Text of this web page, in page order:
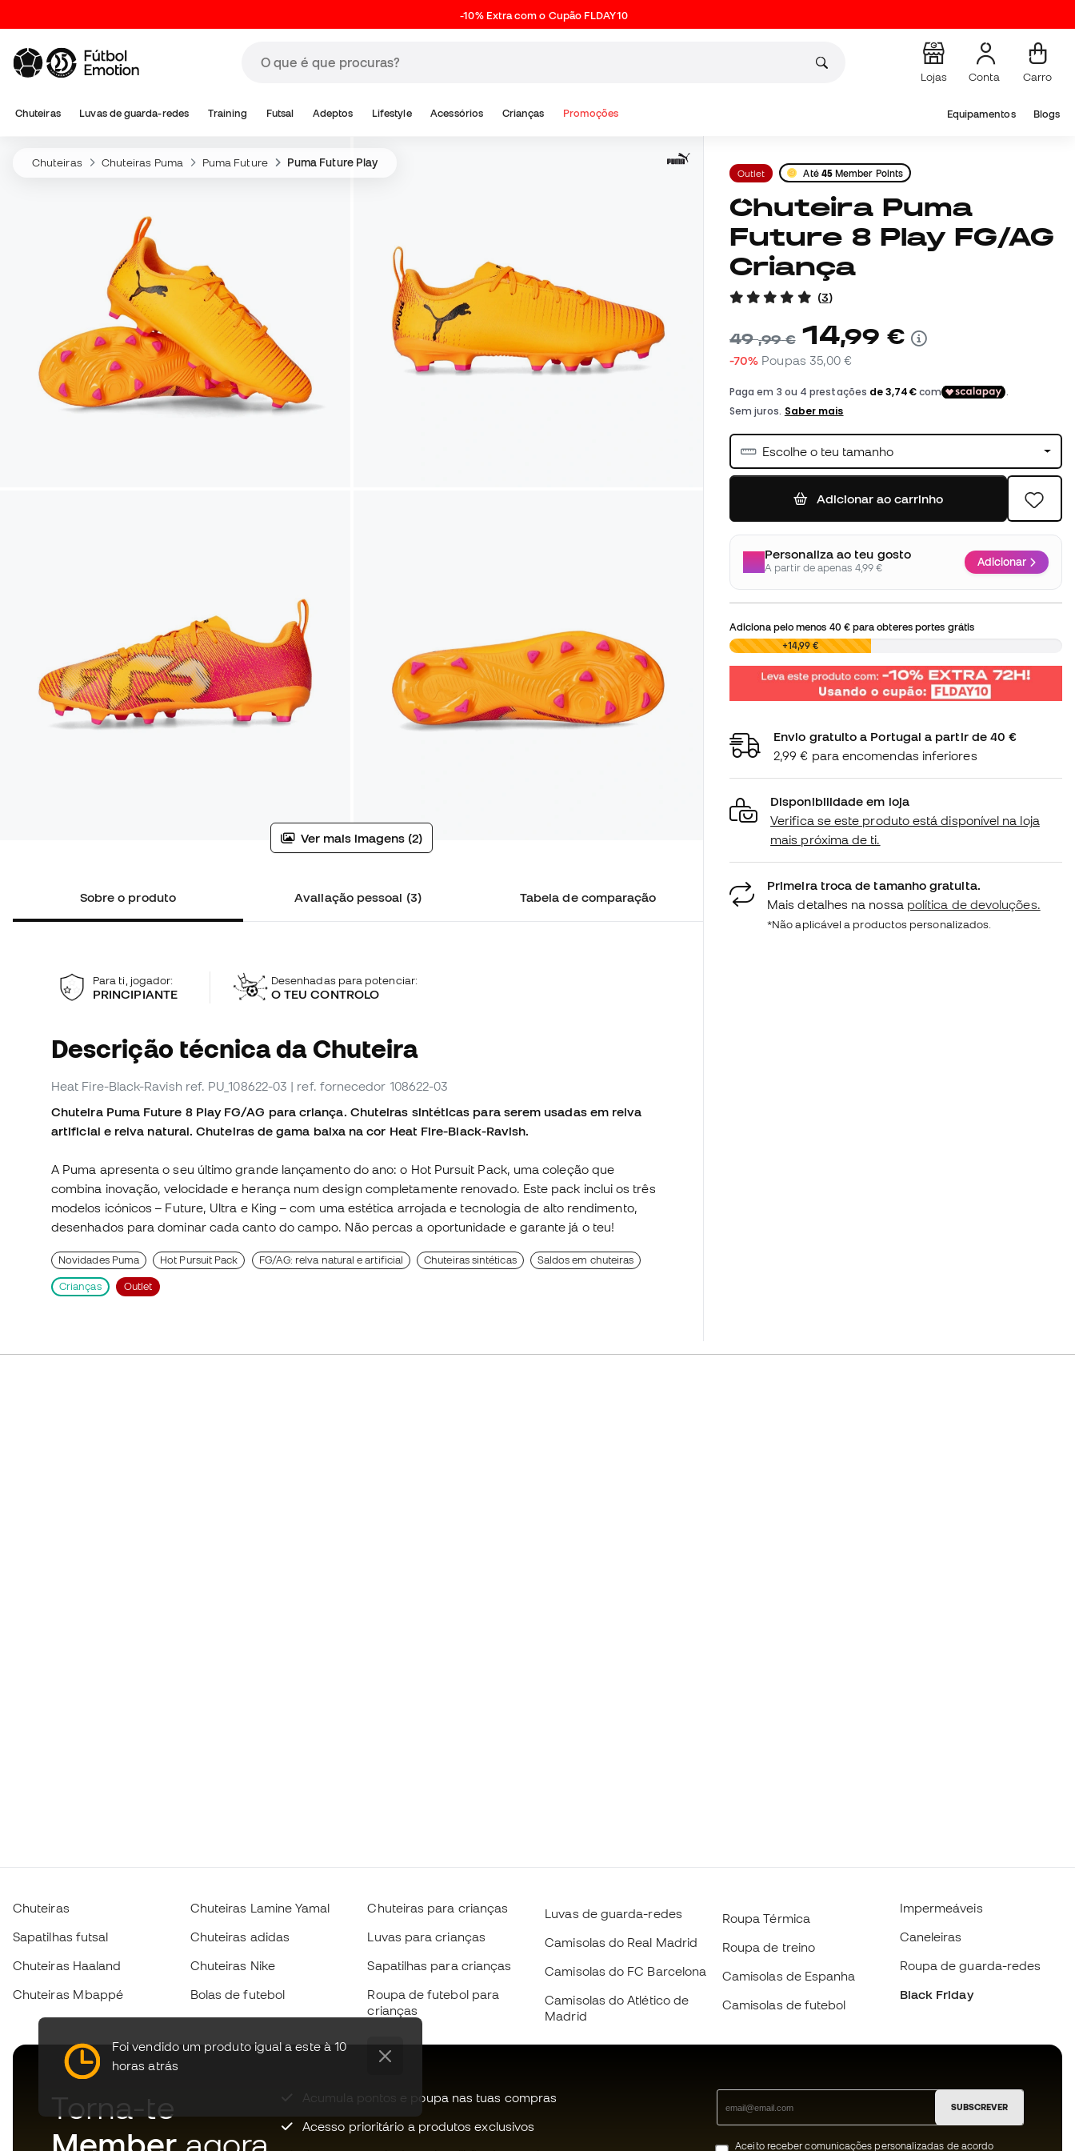
-10% Extra com o Cupão FLDAY10
Lojas Conta Carro
Chuteiras Luvas de guarda-redes Training Futsal Adeptos Lifestyle Acessórios Crianças Promoções Equipamentos Blogs
Chuteiras Chuteiras Puma Puma Future Puma Future Play
Ver mais imagens (2)
Sobre o produto Avaliação pessoal (3) Tabela de comparação
Para ti, jogador:
PRINCIPIANTE
Desenhadas para potenciar:
O TEU CONTROLO
Descrição técnica da Chuteira
Heat Fire-Black-Ravish ref. PU_108622-03 | ref. fornecedor 108622-03
Chuteira Puma Future 8 Play FG/AG para criança. Chuteiras sintéticas para serem usadas em relva
artificial e relva natural. Chuteiras de gama baixa na cor Heat Fire-Black-Ravish.
A Puma apresenta o seu último grande lançamento do ano: o Hot Pursuit Pack, uma coleção que
combina inovação, velocidade e herança num design completamente renovado. Este pack inclui os três
modelos icónicos – Future, Ultra e King – com uma estética arrojada e tecnologia de alto rendimento,
desenhados para dominar cada canto do campo. Não percas a oportunidade e garante já o teu!
Novidades Puma Hot Pursuit Pack FG/AG: relva natural e artificial Chuteiras sintéticas Saldos em chuteiras
Crianças Outlet
Outlet Até 45Member Points
Chuteira Puma
Future 8 Play FG/AG
Criança
(3)
49,99 € 14,99 €
-70% Poupas 35,00 €
Escolhe o teu tamanho
Adicionar ao carrinho
Personaliza ao teu gosto
A partir de apenas 4,99 € Adicionar
Adiciona pelo menos 40 €para obteres portes grátis
0,00 € +14,99 €
Envio gratuito a Portugal a partir de 40 €
2,99 € para encomendas inferiores
Disponibilidade em loja
Verifica se este produto está disponível na loja
mais próxima de ti.
Primeira troca de tamanho gratuita.
Mais detalhes na nossa política de devoluções.
*Não aplicável a productos personalizados.
Foi vendido um produto igual a este à 10
horas atrás
Chuteiras
Sapatilhas futsal
Chuteiras Haaland
Chuteiras Mbappé
Chuteiras Lamine Yamal
Chuteiras adidas
Chuteiras Nike
Bolas de futebol
Chuteiras para crianças
Luvas para crianças
Sapatilhas para crianças
Roupa de futebol para
crianças
Luvas de guarda-redes
Camisolas do Real Madrid
Camisolas do FC Barcelona
Camisolas do Atlético de
Madrid
Roupa Térmica
Roupa de treino
Camisolas de Espanha
Camisolas de futebol
Impermeáveis
Caneleiras
Roupa de guarda-redes
Black Friday
Torna-te
Acumula pontos e poupa nas tuas compras
Acesso prioritário a produtos exclusivos
SUBSCREVER
Aceito receber comunicações personalizadas de acordo